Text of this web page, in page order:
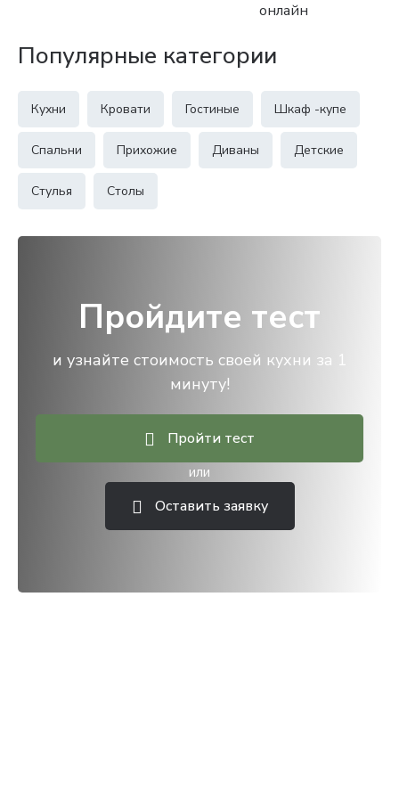
онлайн
Популярные категории
Кухни Кровати Гостиные Шкаф -купе
Спальни Прихожие Диваны Детские
Стулья Столы
Пройдите тест
и узнайте стоимость своей кухни за 1
минуту!
Пройти тест
или
Оставить заявку